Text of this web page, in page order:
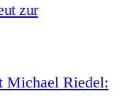
zur